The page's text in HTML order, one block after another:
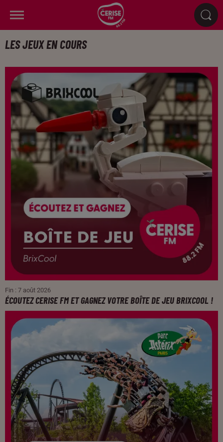
LES JEUX EN COURS
Fin : 7 août 2026
ÉCOUTEZ CERISE FM ET GAGNEZ VOTRE BOÎTE DE JEU BRIXCOOL !